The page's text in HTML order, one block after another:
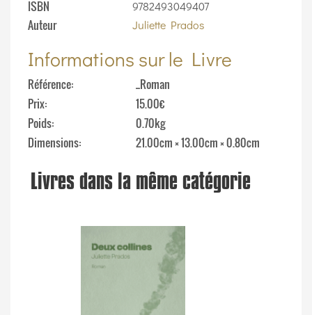
ISBN 9782493049407
Auteur Juliette Prados
Informations sur le Livre
Référence
_Roman
Prix
15.00€
Poids
0.70kg
Dimensions
21.00cm × 13.00cm × 0.80cm
Livres dans la même catégorie